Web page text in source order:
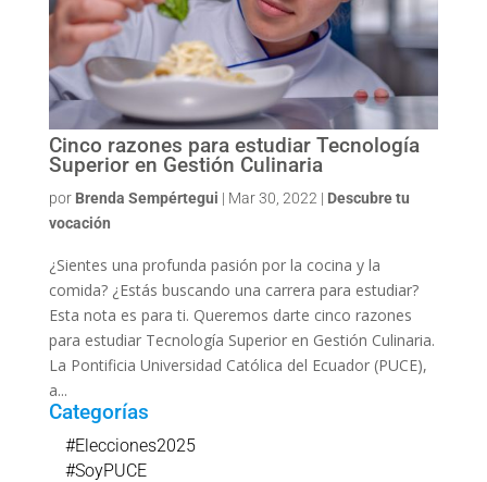
Cinco razones para estudiar Tecnología
Superior en Gestión Culinaria
por Brenda Sempértegui | Mar 30, 2022 | Descubre tu
vocación
¿Sientes una profunda pasión por la cocina y la
comida? ¿Estás buscando una carrera para estudiar?
Esta nota es para ti. Queremos darte cinco razones
para estudiar Tecnología Superior en Gestión Culinaria.
La Pontificia Universidad Católica del Ecuador (PUCE),
a...
Categorías
#Elecciones2025
#SoyPUCE